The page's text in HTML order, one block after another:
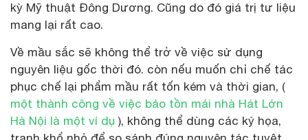
kỳ Mỹ thuật Đông Dương. Cũng do đó giá trị tư liệu
mang lại rất cao.
Về mầu sắc sẽ không thể trở về việc sử dụng
nguyên liệu gốc thời đó. còn nếu muốn chỉ chế tác
phục chế lại phẩm mầu rất tốn kém và thời gian, (
một thành công về việc bảo tồn mái nhà Hát Lớn
Hà Nội là một ví dụ ), không thể dùng các ký họa,